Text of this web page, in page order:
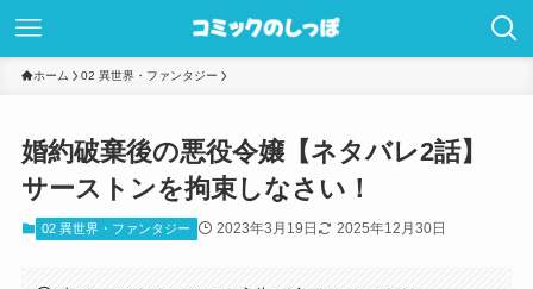
ホーム 02 異世界・ファンタジー
婚約破棄後の悪役令嬢【ネタバレ2話】
サーストンを拘束しなさい！
02 異世界・ファンタジー 2023年3月19日 2025年12月30日